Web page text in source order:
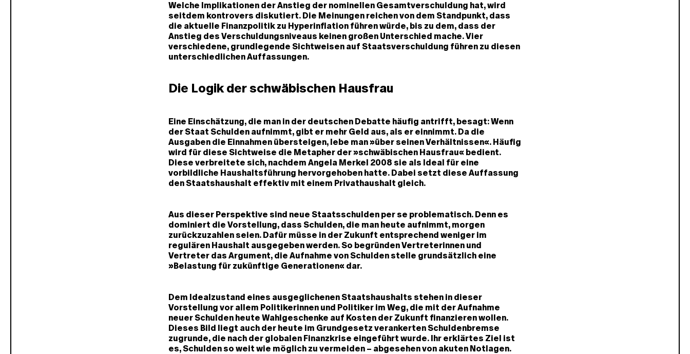
Welche Implikationen der Anstieg der nominellen Gesamtverschuldung hat, wird
seitdem kontrovers diskutiert. Die Meinungen reichen von dem Standpunkt, dass
die aktuelle Finanzpolitik zu Hyperinflation führen würde, bis zu dem, dass der
Anstieg des Verschuldungsniveaus keinen großen Unterschied mache. Vier
verschiedene, grundlegende Sichtweisen auf Staatsverschuldung führen zu diesen
unterschiedlichen Auffassungen.
Die Logik der schwäbischen Hausfrau
Eine Einschätzung, die man in der deutschen Debatte häufig antrifft, besagt: Wenn
der Staat Schulden aufnimmt, gibt er mehr Geld aus, als er einnimmt. Da die
Ausgaben die Einnahmen übersteigen, lebe man »über seinen Verhältnissen«. Häufig
wird für diese Sichtweise die Metapher der »schwäbischen Hausfrau« bedient.
Diese verbreitete sich, nachdem Angela Merkel 2008 sie als Ideal für eine
vorbildliche Haushaltsführung hervorgehoben hatte. Dabei setzt diese Auffassung
den Staatshaushalt effektiv mit einem Privathaushalt gleich.
Aus dieser Perspektive sind neue Staatsschulden per se problematisch. Denn es
dominiert die Vorstellung, dass Schulden, die man heute aufnimmt, morgen
zurückzuzahlen seien. Dafür müsse in der Zukunft entsprechend weniger im
regulären Haushalt ausgegeben werden. So begründen Vertreterinnen und
Vertreter das Argument, die Aufnahme von Schulden stelle grundsätzlich eine
»Belastung für zukünftige Generationen« dar.
Dem Idealzustand eines ausgeglichenen Staatshaushalts stehen in dieser
Vorstellung vor allem Politikerinnen und Politiker im Weg, die mit der Aufnahme
neuer Schulden heute Wahlgeschenke auf Kosten der Zukunft finanzieren wollen.
Dieses Bild liegt auch der heute im Grundgesetz verankerten Schuldenbremse
zugrunde, die nach der globalen Finanzkrise eingeführt wurde. Ihr erklärtes Ziel ist
es, Schulden so weit wie möglich zu vermeiden – abgesehen von akuten Notlagen.